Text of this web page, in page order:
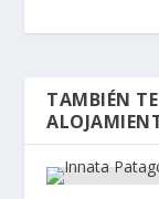
TAMBIÉN TE